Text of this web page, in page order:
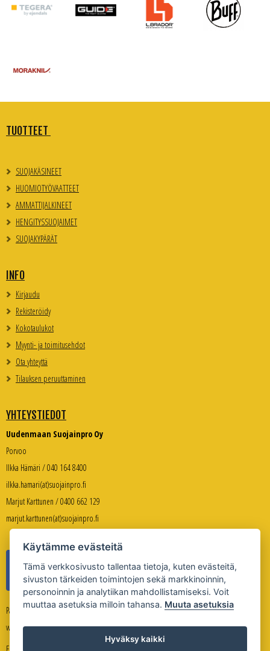
TUOTTEET
SUOJAKÄSINEET
HUOMIOTYÖVAATTEET
AMMATTIJALKINEET
HENGITYSSUOJAIMET
SUOJAKYPÄRÄT
INFO
Kirjaudu
Rekisteröidy
Kokotaulukot
Myynti- ja toimitusehdot
Ota yhteyttä
Tilauksen peruuttaminen
YHTEYSTIEDOT
Uudenmaan Suojainpro Oy
Porvoo
Ilkka Hämäri / 040 164 8400
ilkka.hamari(at)suojainpro.fi
Marjut Karttunen / 0400 662 129
marjut.karttunen(at)suojainpro.fi
Palveleva verkkokauppa:
www.suojanpro.fi
Käytämme evästeitä
Tämä verkkosivusto tallentaa tietoja, kuten evästeitä,
sivuston tärkeiden toimintojen sekä markkinoinnin,
personoinnin ja analytiikan mahdollistamiseksi. Voit
muuttaa asetuksia milloin tahansa. Muuta asetuksia
Hyväksy kaikki